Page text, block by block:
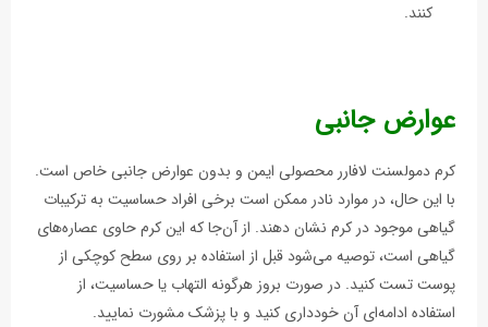
کنند.
عوارض جانبی
کرم دمولسنت لافارر محصولی ایمن و بدون عوارض جانبی خاص است.
با این حال، در موارد نادر ممکن است برخی افراد حساسیت به ترکیبات
گیاهی موجود در کرم نشان دهند. از آن‌جا که این کرم حاوی عصاره‌های
گیاهی است، توصیه می‌شود قبل از استفاده بر روی سطح کوچکی از
پوست تست کنید. در صورت بروز هرگونه التهاب یا حساسیت، از
استفاده ادامه‌ای آن خودداری کنید و با پزشک مشورت نمایید.